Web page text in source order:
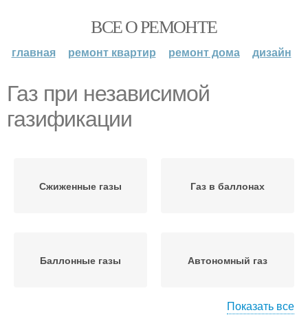
ВСЕ О РЕМОНТЕ
главная ремонт квартир ремонт дома дизайн
Газ при независимой
газификации
Сжиженные газы Газ в баллонах
Баллонные газы Автономный газ
Показать все